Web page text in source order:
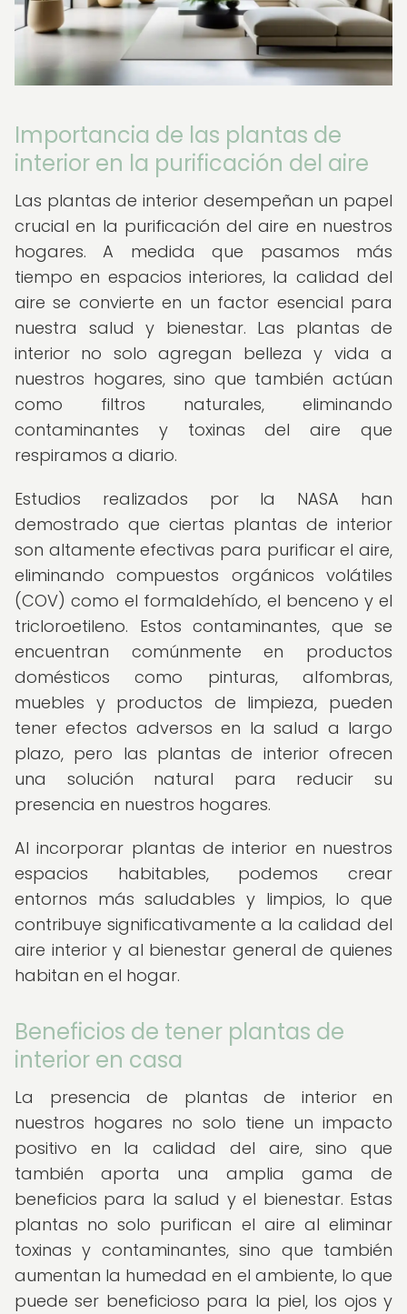
Importancia de las plantas de
interior en la purificación del aire
Las plantas de interior desempeñan un papel
crucial en la purificación del aire en nuestros
hogares. A medida que pasamos más
tiempo en espacios interiores, la calidad del
aire se convierte en un factor esencial para
nuestra salud y bienestar. Las plantas de
interior no solo agregan belleza y vida a
nuestros hogares, sino que también actúan
como filtros naturales, eliminando
contaminantes y toxinas del aire que
respiramos a diario.
Estudios realizados por la NASA han
demostrado que ciertas plantas de interior
son altamente efectivas para purificar el aire,
eliminando compuestos orgánicos volátiles
(COV) como el formaldehído, el benceno y el
tricloroetileno. Estos contaminantes, que se
encuentran comúnmente en productos
domésticos como pinturas, alfombras,
muebles y productos de limpieza, pueden
tener efectos adversos en la salud a largo
plazo, pero las plantas de interior ofrecen
una solución natural para reducir su
presencia en nuestros hogares.
Al incorporar plantas de interior en nuestros
espacios habitables, podemos crear
entornos más saludables y limpios, lo que
contribuye significativamente a la calidad del
aire interior y al bienestar general de quienes
habitan en el hogar.
Beneficios de tener plantas de
interior en casa
La presencia de plantas de interior en
nuestros hogares no solo tiene un impacto
positivo en la calidad del aire, sino que
también aporta una amplia gama de
beneficios para la salud y el bienestar. Estas
plantas no solo purifican el aire al eliminar
toxinas y contaminantes, sino que también
aumentan la humedad en el ambiente, lo que
puede ser beneficioso para la piel, los ojos y